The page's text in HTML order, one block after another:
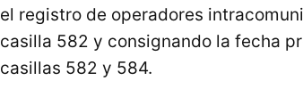
el registro de operadores
casilla 582 y consignando la fecha
casillas 582 y 584.